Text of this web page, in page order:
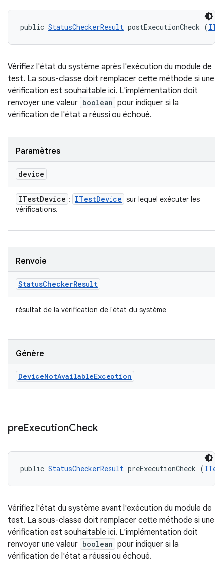
public StatusCheckerResult postExecutionCheck (
Vérifiez l'état du système après l'exécution du module de
test. La sous-classe doit remplacer cette méthode si une
vérification est souhaitable ici. L'implémentation doit
renvoyer une valeur boolean pour indiquer si la
vérification de l'état a réussi ou échoué.
Paramètres
device
ITestDevice : ITestDevice sur lequel exécuter les
vérifications.
Renvoie
StatusCheckerResult
résultat de la vérification de l'état du système
Génère
DeviceNotAvailableException
preExecutionCheck
public StatusCheckerResult preExecutionCheck (
Vérifiez l'état du système avant l'exécution du module de
test. La sous-classe doit remplacer cette méthode si une
vérification est souhaitable ici. L'implémentation doit
renvoyer une valeur boolean pour indiquer si la
vérification de l'état a réussi ou échoué.